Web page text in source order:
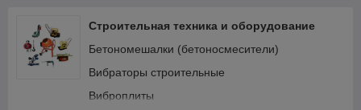
Монтажный инструмент
Мусоропровод
Наборы ручного инструмента
Паяльники, оловоотсосы
Строительная техника и оборудование
Бетономешалки (бетоносмесители)
Вибраторы строительные
Виброплиты